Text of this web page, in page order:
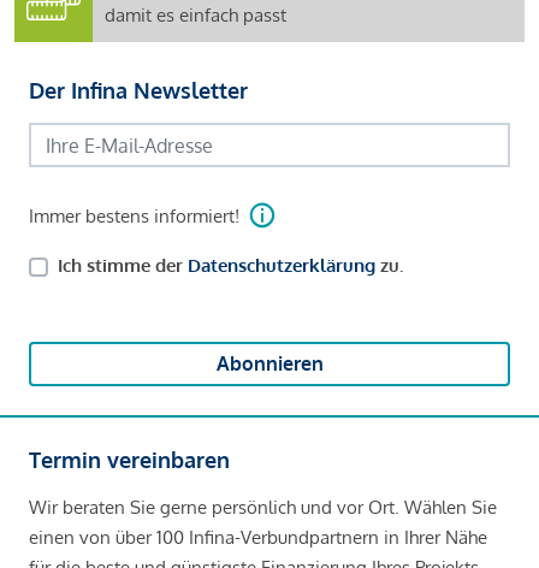
damit es einfach passt
Der Infina Newsletter
Immer bestens informiert!
Ich stimme der Datenschutzerklärung zu.
Abonnieren
Termin vereinbaren
Wir beraten Sie gerne persönlich und vor Ort. Wählen Sie
einen von über 100 Infina-Verbundpartnern in Ihrer Nähe